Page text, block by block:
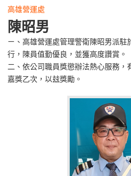
高雄營運處
陳昭男
ㄧ、高雄營運處管理警衛陳昭男派駐
行，陳員值勤優良，並獲高度讚賞。
二、依公司職員獎懲辦法熱心服務，
嘉獎乙次，以玆獎勵。